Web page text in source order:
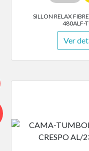
SILLON RELAX
480ALF-
Ver